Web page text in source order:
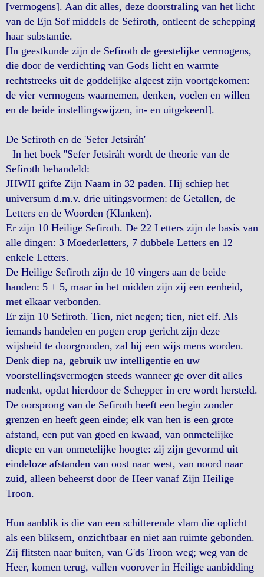
[vermogens]. Aan dit alles, deze doorstraling van het licht
van de Ejn Sof middels de Sefiroth, ontleent de schepping
haar substantie.
[In geestkunde zijn de Sefiroth de geestelijke vermogens,
die door de verdichting van Gods licht en warmte
rechtstreeks uit de goddelijke algeest zijn voortgekomen:
de vier vermogens waarnemen, denken, voelen en willen
en de beide instellingswijzen, in- en uitgekeerd].
De Sefiroth en de 'Sefer Jetsiráh'
In het boek ''Sefer Jetsiráh wordt de theorie van de
Sefiroth behandeld:
JHWH grifte Zijn Naam in 32 paden. Hij schiep het
universum d.m.v. drie uitingsvormen: de Getallen, de
Letters en de Woorden (Klanken).
Er zijn 10 Heilige Sefiroth. De 22 Letters zijn de basis van
alle dingen: 3 Moederletters, 7 dubbele Letters en 12
enkele Letters.
De Heilige Sefiroth zijn de 10 vingers aan de beide
handen: 5 + 5, maar in het midden zijn zij een eenheid,
met elkaar verbonden.
Er zijn 10 Sefiroth. Tien, niet negen; tien, niet elf. Als
iemands handelen en pogen erop gericht zijn deze
wijsheid te doorgronden, zal hij een wijs mens worden.
Denk diep na, gebruik uw intelligentie en uw
voorstellingsvermogen steeds wanneer ge over dit alles
nadenkt, opdat hierdoor de Schepper in ere wordt hersteld.
De oorsprong van de Sefiroth heeft een begin zonder
grenzen en heeft geen einde; elk van hen is een grote
afstand, een put van goed en kwaad, van onmetelijke
diepte en van onmetelijke hoogte: zij zijn gevormd uit
eindeloze afstanden van oost naar west, van noord naar
zuid, alleen beheerst door de Heer vanaf Zijn Heilige
Troon.
Hun aanblik is die van een schitterende vlam die oplicht
als een bliksem, onzichtbaar en niet aan ruimte gebonden.
Zij flitsten naar buiten, van G'ds Troon weg; weg van de
Heer, komen terug, vallen voorover in Heilige aanbidding